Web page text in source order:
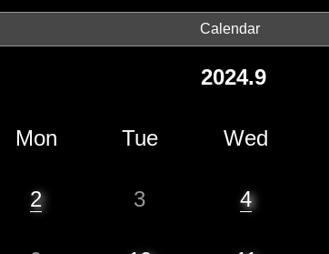
Calendar
2024.9
Mon Tue Wed
2 3 4